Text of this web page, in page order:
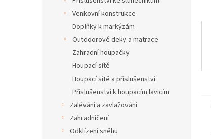
Venkovní konstrukce
Doplňky k markýzám
Outdoorové deky a matrace
Zahradní houpačky
Houpací sítě
Houpací sítě a příslušenství
Příslušenství k houpacím lavicím
Zalévání a zavlažování
Zahradničení
Odklízení sněhu